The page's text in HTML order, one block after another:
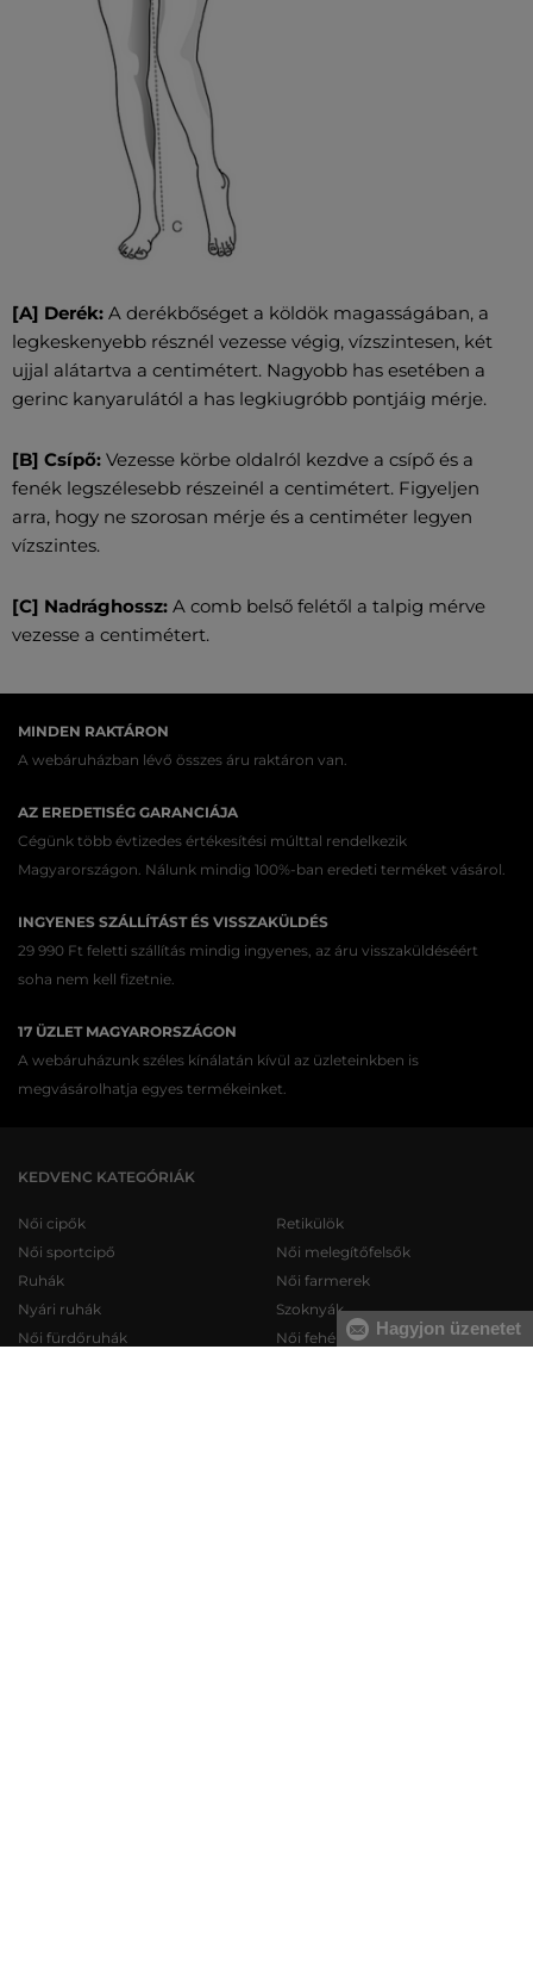
[A] Derék: A derékbőséget a köldök magasságában, a
legkeskenyebb résznél vezesse végig, vízszintesen, két
ujjal alátartva a centimétert. Nagyobb has esetében a
gerinc kanyarulától a has legkiugróbb pontjáig mérje.
[B] Csípő: Vezesse körbe oldalról kezdve a csípő és a
fenék legszélesebb részeinél a centimétert. Figyeljen
arra, hogy ne szorosan mérje és a centiméter legyen
vízszintes.
[C] Nadrághossz: A comb belső felétől a talpig mérve
vezesse a centimétert.
MINDEN RAKTÁRON
A webáruházban lévő összes áru raktáron van.
AZ EREDETISÉG GARANCIÁJA
Cégünk több évtizedes értékesítési múlttal rendelkezik
Magyarországon. Nálunk mindig 100%-ban eredeti terméket vásárol.
INGYENES SZÁLLÍTÁST ÉS VISSZAKÜLDÉS
29 990 Ft feletti szállítás mindig ingyenes, az áru visszaküldéséért
soha nem kell fizetnie.
17 ÜZLET MAGYARORSZÁGON
A webáruházunk széles kínálatán kívül az üzleteinkben is
megvásárolhatja egyes termékeinket.
KEDVENC KATEGÓRIÁK
Női cipők
Női sportcipő
Ruhák
Nyári ruhák
Női fürdőruhák
Retikülök
Női melegítőfelsők
Női farmerek
Szoknyák
Női fehérneműkHagyjon üzenetet